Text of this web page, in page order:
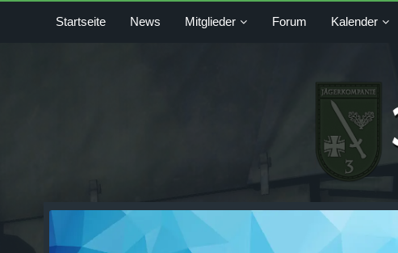
Startseite News Mitglieder Forum Kalender